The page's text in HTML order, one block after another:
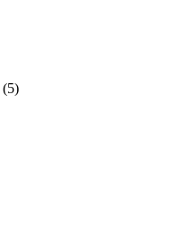
(5)